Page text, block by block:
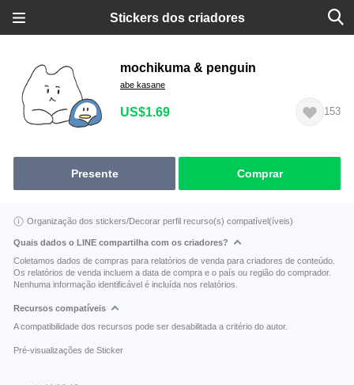
Stickers dos criadores
mochikuma & penguin
abe kasane
US$1.69 153
Presente Comprar
Organização dos stickers/Decorar perfil recurso(s) compatível(íveis)
Quais dados o LINE compartilha com os criadores?
Coletamos dados de compras para relatórios de venda para criadores de conteúdo.
Os relatórios de venda incluem a data de compra e o país ou região do comprador.
Nenhuma informação identificável é incluída nos relatórios.
Recursos compatíveis
A compatibilidade dos recursos pode ser desabilitada a critério do autor.
Pré-visualizações de Sticker